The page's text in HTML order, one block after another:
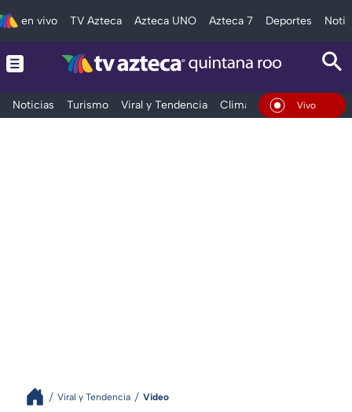
en vivo TV Azteca Azteca UNO Azteca 7 Deportes
Noticias Turismo Viral y Tendencia Clima Tráfico
En Vivo
Viral y Tendencia Video